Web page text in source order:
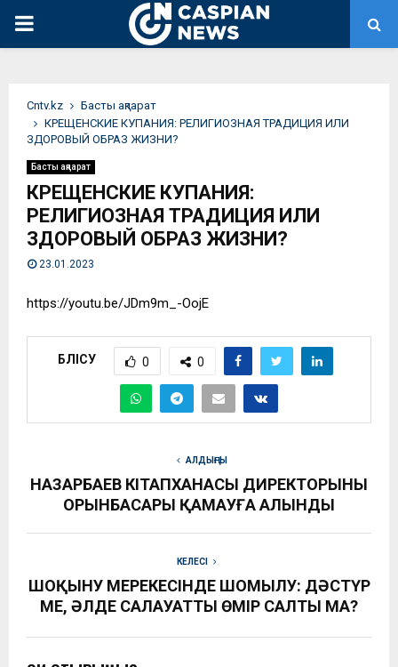
PRIMARY
Сntv.kz
Басты ақпарат
КРЕЩЕНСКИЕ КУПАНИЯ: РЕЛИГИОЗНАЯ ТРАДИЦИЯ ИЛИ
ЗДОРОВЫЙ ОБРАЗ ЖИЗНИ?
Басты ақпарат
КРЕЩЕНСКИЕ КУПАНИЯ:
РЕЛИГИОЗНАЯ ТРАДИЦИЯ ИЛИ
ЗДОРОВЫЙ ОБРАЗ ЖИЗНИ?
23.01.2023
https://youtu.be/JDm9m_-OojE
БӨЛІСУ 0 0
АЛДЫҢҒЫ
НАЗАРБАЕВ КІТАПХАНАСЫ ДИРЕКТОРЫНЫҢ
ОРЫНБАСАРЫ ҚАМАУҒА АЛЫНДЫ
КЕЛЕСІ
ШОҚЫНУ МЕРЕКЕСІНДЕ ШОМЫЛУ: ДӘСТҮР
МЕ, ӘЛДЕ САЛАУАТТЫ ӨМІР САЛТЫ МА?